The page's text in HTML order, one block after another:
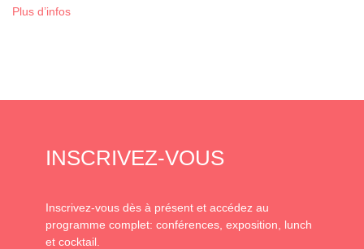
Plus d’infos
INSCRIVEZ-VOUS
Inscrivez-vous dès à présent et accédez au
programme complet: conférences, exposition, lunch
et cocktail.